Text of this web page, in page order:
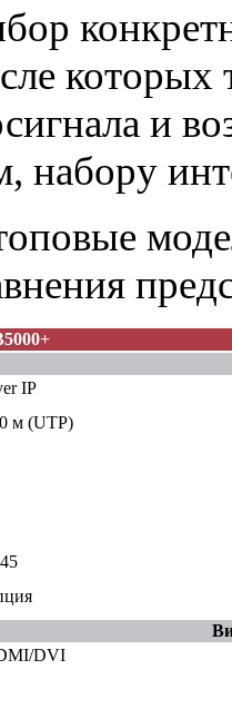
и
набору
IP
м (UTP)
DVI